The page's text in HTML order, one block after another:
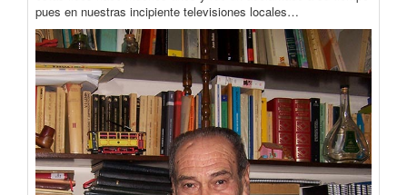
pues en nuestras incipiente televisiones locales…